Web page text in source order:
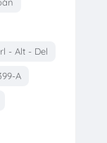
- Alt - Del
A